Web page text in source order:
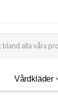
Vårdkläder